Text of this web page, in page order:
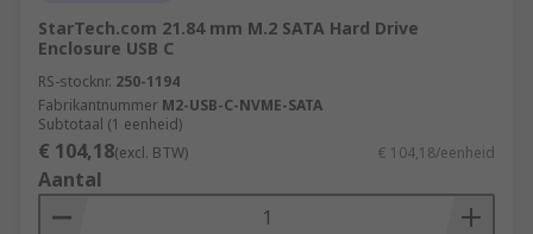
StarTech.com 21.84 mm M.2 SATA Hard Drive
Enclosure USB C
RS-stocknr. 250-1194
Fabrikantnummer M2-USB-C-NVME-SATA
Subtotaal (1 eenheid)
€ 104,18(excl. BTW) € 104,18/eenheid
Aantal